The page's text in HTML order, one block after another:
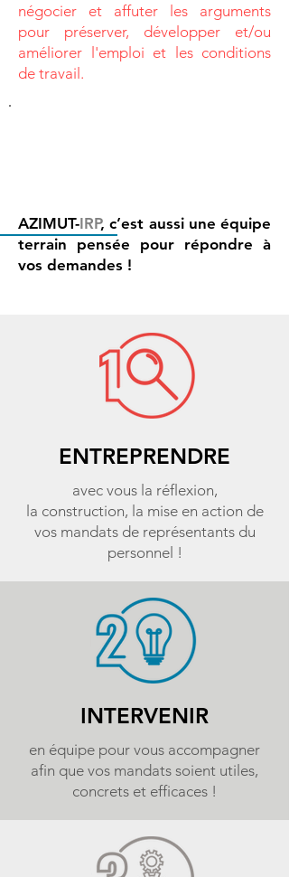
négocier et affuter les arguments
pour préserver, développer et/ou
améliorer l'emploi et les conditions
de travail.
AZIMUT-IRP, c’est aussi une équipe
terrain pensée pour répondre à
vos demandes !
ENTREPRENDRE
avec vous la réflexion,
la construction, la mise en action de
vos mandats de représentants du
personnel !
INTERVENIR
en équipe pour vous accompagner
afin que vos mandats soient utiles,
concrets et efficaces !